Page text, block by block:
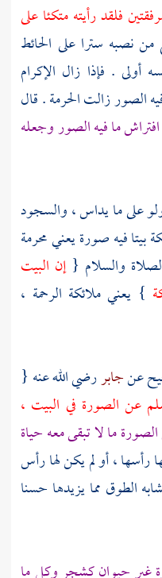
فلقد رأيته متكئا على
نصبه سترا على الحائط
أولى . فإذا زال الإكرام
الصور زالت الحرمة . قال
افتراش ما فيه الصور وجعله
على ما يداس ، والسجود
بيتا فيه صورة يعني محرمة
والسلام {إن البيت
} يعني ملائكة الرحمة ،
عنجابررضي الله عنه {
عن الصورة في البيت ،
ما لا تبقى معه حياة
رأسها ، أو لم يكن لها رأس
الطوق مما يزيدها حسنا